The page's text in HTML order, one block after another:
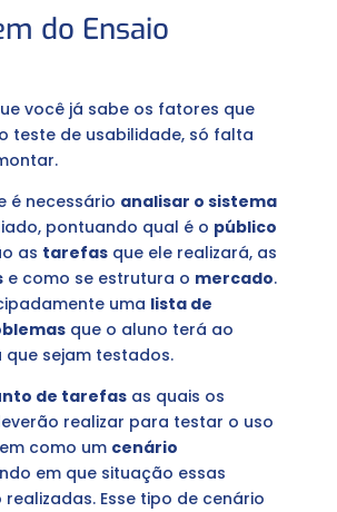
do Ensaio
você já sabe os fatores que
teste de usabilidade, só falta
é necessário analisar o sistema
pontuando qual é o público
as tarefasque ele realizará, as
e como se estrutura o mercado.
uma lista de
que o aluno terá ao
sejam testados.
de tarefasas quais os
realizar para testar o uso
como um cenário
em que situação essas
Esse tipo de cenário